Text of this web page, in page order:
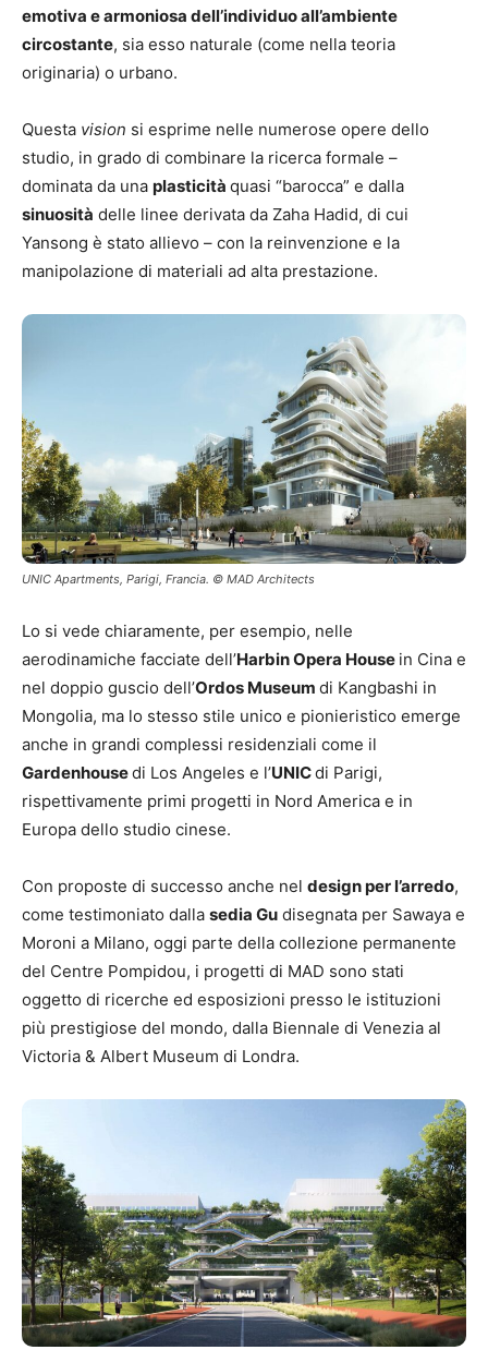
emotiva e armoniosa dell’individuo all’ambiente
circostante, sia esso naturale (come nella teoria
originaria) o urbano.
Questa vision si esprime nelle numerose opere dello
studio, in grado di combinare la ricerca formale –
dominata da una plasticità quasi “barocca” e dalla
sinuosità delle linee derivata da Zaha Hadid, di cui
Yansong è stato allievo – con la reinvenzione e la
manipolazione di materiali ad alta prestazione.
UNIC Apartments, Parigi, Francia. © MAD Architects
Lo si vede chiaramente, per esempio, nelle
aerodinamiche facciate dell’Harbin Opera House in Cina e
nel doppio guscio dell’Ordos Museum di Kangbashi in
Mongolia, ma lo stesso stile unico e pionieristico emerge
anche in grandi complessi residenziali come il
Gardenhousedi Los Angeles e l’UNICdi Parigi,
rispettivamente primi progetti in Nord America e in
Europa dello studio cinese.
Con proposte di successo anche nel design per l’arredo,
come testimoniato dalla sedia Gu disegnata per Sawaya e
Moroni a Milano, oggi parte della collezione permanente
del Centre Pompidou, i progetti di MAD sono stati
oggetto di ricerche ed esposizioni presso le istituzioni
più prestigiose del mondo, dalla Biennale di Venezia al
Victoria & Albert Museum di Londra.